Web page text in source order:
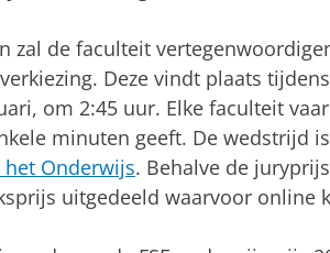
zal de faculteit
Deze vindt plaats
om 2:45 uur. Elke faculteit
minuten geeft. De wedstrijd
het Onderwijs. Behalve de juryprijs
uitgedeeld waarvoor online